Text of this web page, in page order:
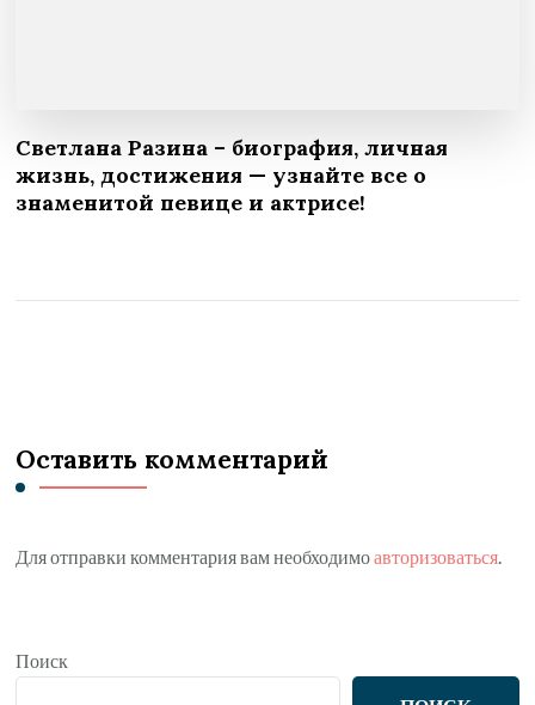
Светлана Разина – биография, личная
жизнь, достижения — узнайте все о
знаменитой певице и актрисе!
Оставить комментарий
Для отправки комментария вам необходимоавторизоваться.
Поиск